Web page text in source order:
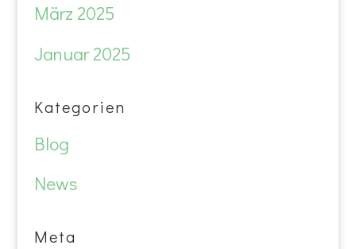
März 2025
Januar 2025
Kategorien
Blog
News
Meta